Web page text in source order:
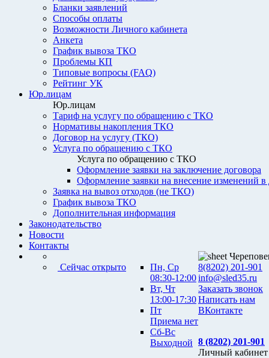
Бланки заявлений
Способы оплаты
Возможности Личного кабинета
Анкета
График вывоза ТКО
Проблемы КП
Типовые вопросы (FAQ)
Рейтинг УК
Юр.лицам
Юр.лицам
Тариф на услугу по обращению с ТКО
Нормативы накопления ТКО
Договор на услугу (ТКО)
Услуга по обращению с ТКО
Услуга по обращению с ТКО
Оформление заявки на заключение договора
Оформление заявки на внесение изменений в
Заявка на вывоз отходов (не ТКО)
График вывоза ТКО
Дополнительная информация
Законодательство
Новости
Контакты
Сейчас открыто
Пн, Ср
08:30-12:00
Вт, Чт
13:00-17:30
Пт
Приема нет
Сб-Вс
Выходной
8(8202) 201-901
info@sled35.ru
Заказать звонок
Написать нам
ВКонтакте
8 (8202) 201-901
Личный кабинет